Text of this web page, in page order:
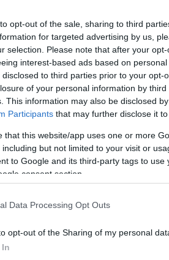
opt-out of the sale, sharing to third
for targeted advertising by us,
selection. Please note that after your
interest-based ads based on
disclosed to third parties prior to your opt-
of your personal information by third
This information may also be disclosed
Participants that may further disclose it
that this website/app uses one or more
including but not limited to your visit or
to Google and its third-party tags to
consent section.
Data Processing Opt Outs
opt-out of the Sharing of my personal